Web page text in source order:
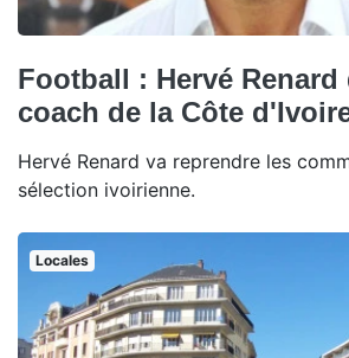
Football : Hervé Renard
coach de la Côte
Hervé Renard va reprendre les
sélection ivoirienne.
Locales